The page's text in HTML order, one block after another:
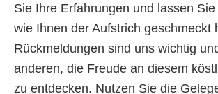
Sie Ihre Erfahrungen und lassen
wie Ihnen der Aufstrich geschmeckt
Rückmeldungen sind uns wichtig
anderen, die Freude an diesem
zu entdecken. Nutzen Sie die